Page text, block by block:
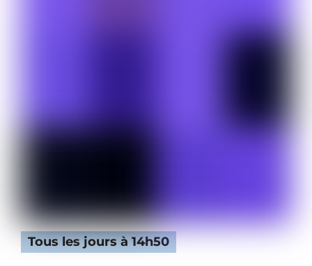
Tous les jours à 14h50